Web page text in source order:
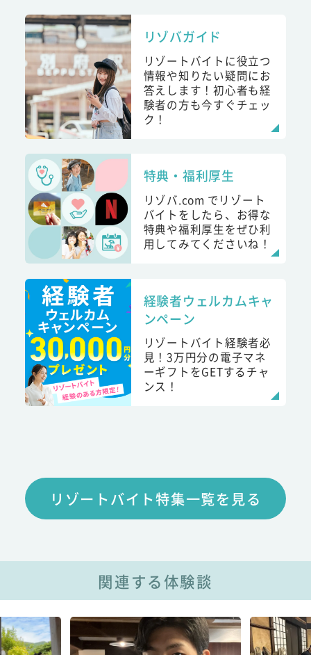
リゾバガイド
リゾートバイトに役立つ
情報や知りたい疑問にお
答えします！初心者も経
験者の方も今すぐチェッ
ク！
特典・福利厚生
リゾバ.com でリゾート
バイトをしたら、お得な
特典や福利厚生をぜひ利
用してみてくださいね！
経験者ウェルカムキャ
ンペーン
リゾートバイト経験者必
見！3万円分の電子マネ
ーギフトをGETするチャ
ンス！
リゾートバイト特集一覧を見る
関連する体験談